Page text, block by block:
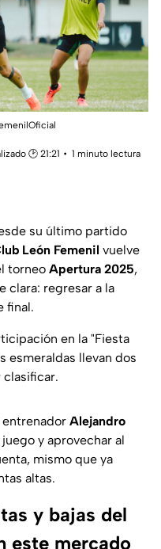
🕑 21:21
1 minuto lectura
su último partido
León Femenil vuelve
torneo Apertura 2025,
clara: regresar a la
final.
en la "Fiesta
esmeraldas llevan dos
entrenador Alejandro
y aprovechar al
mismo que ya
altas.
y bajas del
este mercado